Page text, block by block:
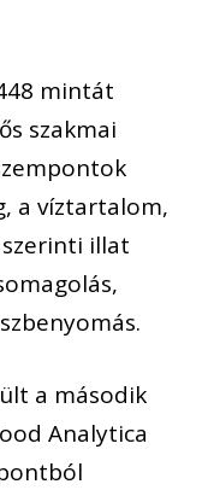
mintát
szakmai
a víztartalom,
illat
a második
Analytica